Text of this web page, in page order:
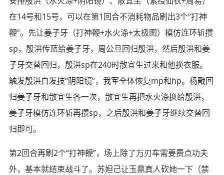
在14号和15号，可以在第1回合不消耗物品刷出3个“打神
鞭”。先让姜子牙（打神鞭+水火涤+太极图）模仿连环斩攒
sp，殷洪传蓝给姜子牙，周公旦回归殷洪，然后殷洪和姜
子牙交替回归，殷洪sp在240时散宜生过来和他换衣服。
触发殷洪自发技“阴阳镜”，我军全体恢复mp和hp。杨戬回
归姜子牙和散宜生各一次，散宜生再把水火涤换给殷洪，
姜子牙模仿连环斩再攒sp，之后殷洪和姜子牙继续交替回
归即可。
第2回合再刷2个“打神鞭”，场上除了万刃车需要费点功夫
外，基本就结束战斗了。苏妲己让玉鼎真人砍她一下（禁